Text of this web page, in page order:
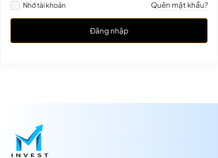
Nhớ tài khoản Quên mật khẩu?
Đăng nhập